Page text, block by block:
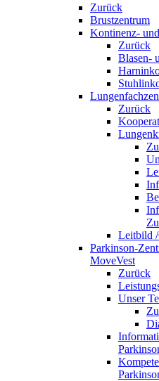
Zurück
Brustzentrum
Kontinenz-
Zurück
Blasen-
Zurück
Leitbild
Parkinson-
MoveVest
Zurück
Unser